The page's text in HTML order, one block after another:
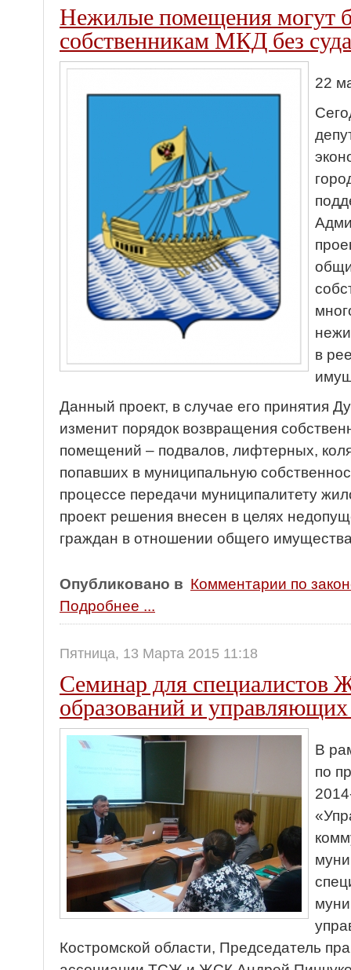
Нежилые помещения могут
собственникам МКД без суда
22
в
Данный проект, в случае его принятия
изменит порядок возвращения
помещений – подвалов, лифтерных,
попавших в муниципальную
процессе передачи муниципалитету
проект решения внесен в целях
граждан в отношении общего
Опубликовано в Комментарии по
Подробнее ...
Пятница, 13 Марта 2015 11:18
Семинар для
образований и
В
по
Костромской области, Председатель